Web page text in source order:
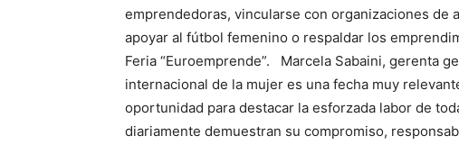
emprendedoras, vincularse con organizaciones de
apoyar al fútbol femenino o respaldar los
Feria “Euroemprende”. Marcela Sabaini, gerenta
internacional de la mujer es una fecha muy
oportunidad para destacar la esforzada labor de
diariamente demuestran su compromiso,